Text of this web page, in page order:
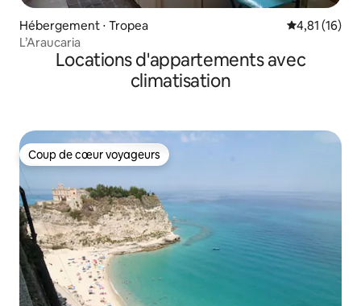
Hébergement ⋅ Tropea Évaluation
4,81 (16)
L’Araucaria
Locations d'appartements avec
climatisation
Coup de cœur voyageurs
Coup de cœur voyageurs